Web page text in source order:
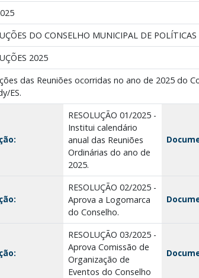
DO CONSELHO MUNICIPAL DE
2025
das Reuniões ocorridas no ano de 2025 do
ES.
RESOLUÇÃO 01/2025 -
Institui calendário
anual das Reuniões
Ordinárias do ano de
2025.
RESOLUÇÃO 02/2025 -
Aprova a Logomarca
do Conselho.
RESOLUÇÃO 03/2025 -
Aprova Comissão de
Organização de
Eventos do Conselho